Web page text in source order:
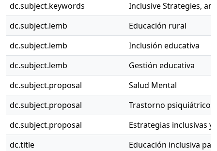
dc.subject.keywords
Inclusive Strategies,
dc.subject.lemb
Educación rural
dc.subject.lemb
Inclusión educativa
dc.subject.lemb
Gestión educativa
dc.subject.proposal
Salud Mental
dc.subject.proposal
Trastorno psiquiátrico
dc.subject.proposal
Estrategias inclusivas y
dc.title
Educación inclusiva